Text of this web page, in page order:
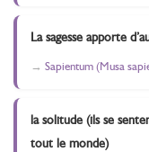
La sagesse apporte
Sapientum (Musa
la solitude (ils se
tout le monde)